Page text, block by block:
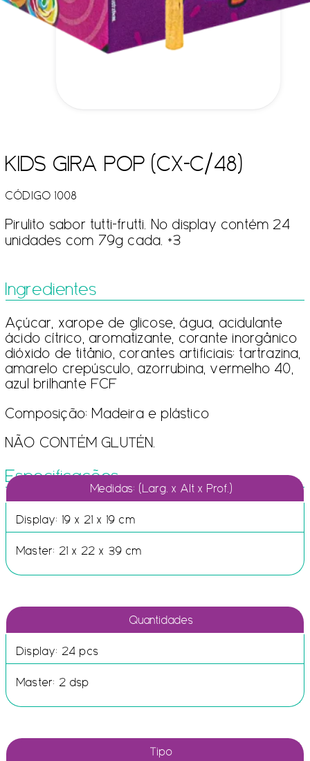
KIDS GIRA POP (CX-C/48)
CÓDIGO 1008
Pirulito sabor tutti-frutti. No display contém 24
unidades com 79g cada. +3
Ingredientes
Açúcar, xarope de glicose, água, acidulante
ácido cítrico, aromatizante, corante inorgânico
dióxido de titânio, corantes artificiais: tartrazina,
amarelo crepúsculo, azorrubina, vermelho 40,
azul brilhante FCF
Composição: Madeira e plástico
NÃO CONTÉM GLUTÉN.
Especificações
Medidas: (Larg. x Alt x Prof.)
Display: 19 x 21 x 19 cm
Master: 21 x 22 x 39 cm
Quantidades
Display: 24 pcs
Master: 2 dsp
Tipo